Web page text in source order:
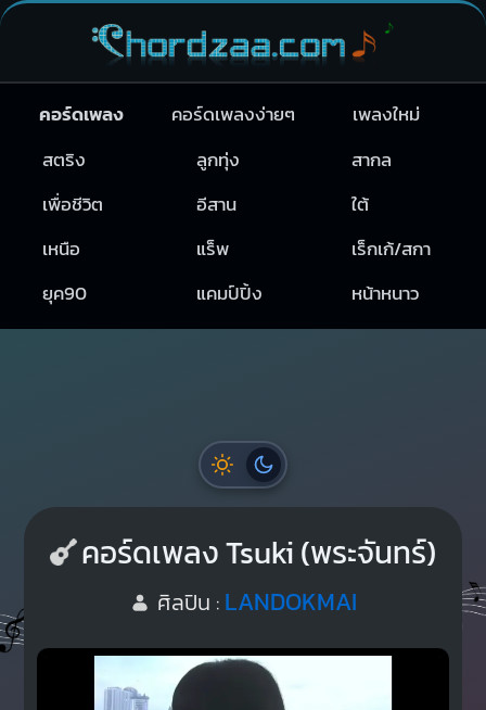
คอร์ดเพลง คอร์ดเพลงง่ายๆ
เพลงใหม่
สตริง
ลูกทุ่ง
สากล
เพื่อชีวิต
อีสาน
ใต้
เหนือ
แร็พ
เร็กเก้/สกา
ยุค90
แคมป์ปิ้ง หน้าหนาว
คอร์ดเพลง Tsuki (พระจันทร์)
ศิลปิน : LANDOKMAI